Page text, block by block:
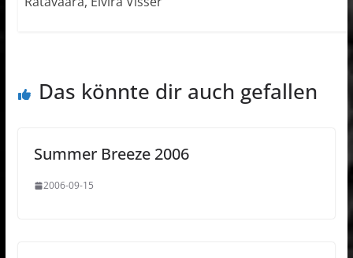
Das könnte dir auch gefallen
Summer Breeze 2006
2006-09-15